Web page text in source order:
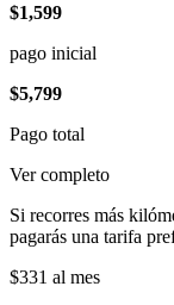
$1,599
pago inicial
$5,799
Pago total
Ver completo
Si recorres más
pagarás una tarifa
$331 al mes